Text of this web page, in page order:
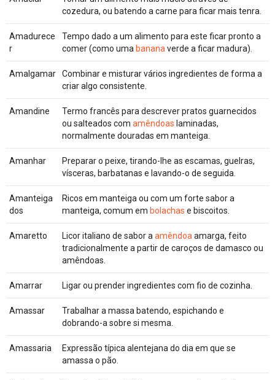
cozedura, ou batendo a carne para ficar mais tenra.
Amadurece
r
Tempo dado a um alimento para este ficar pronto a
comer (como uma banana verde a ficar madura).
Amalgamar
Combinar e misturar vários ingredientes de forma a
criar algo consistente.
Amandine
Termo francês para descrever pratos guarnecidos
ou salteados com amêndoas laminadas,
normalmente douradas em manteiga.
Amanhar
Preparar o peixe, tirando-lhe as escamas, guelras,
vísceras, barbatanas e lavando-o de seguida.
Amanteiga
dos
Ricos em manteiga ou com um forte sabor a
manteiga, comum em bolachas e biscoitos.
Amaretto Licor italiano de sabor a amêndoa amarga, feito
tradicionalmente a partir de caroços de damasco ou
amêndoas.
Amarrar Ligar ou prender ingredientes com fio de cozinha.
Amassar
Trabalhar a massa batendo, espichando e
dobrando-a sobre si mesma.
Amassaria
Expressão típica alentejana do dia em que se
amassa o pão.